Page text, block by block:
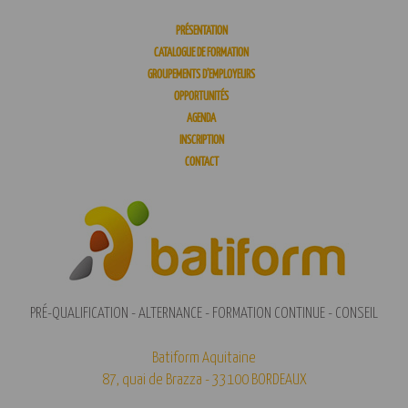
PRÉSENTATION
CATALOGUE DE FORMATION
GROUPEMENTS D’EMPLOYEURS
OPPORTUNITÉS
AGENDA
INSCRIPTION
CONTACT
PRÉ-QUALIFICATION - ALTERNANCE - FORMATION CONTINUE - CONSEIL
Batiform Aquitaine
87, quai de Brazza - 33100 BORDEAUX